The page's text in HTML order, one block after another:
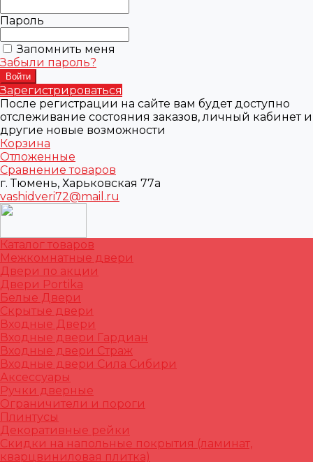
Пароль
Запомнить меня
Забыли пароль?
Зарегистрироваться
После регистрации на сайте вам будет доступно
отслеживание состояния заказов, личный кабинет и
другие новые возможности
Корзина
Отложенные
Сравнение товаров
г. Тюмень, Харьковская 77а
vashidveri72@mail.ru
Каталог товаров
Межкомнатные двери
Двери по акции
Двери Portika
Белые Двери
Скрытые двери
Входные Двери
Входные двери Гардиан
Входные двери Страж
Входные двери Сила Сибири
Аксессуары
Ручки дверные
Ограничители и пороги
Плинтусы
Декоративные рейки
Скидки на напольные покрытия (ламинат,
кварцвиниловая плитка)